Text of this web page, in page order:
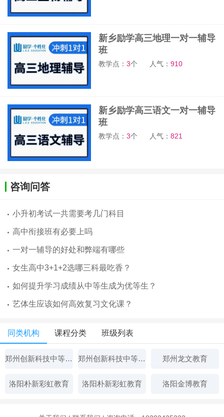
新乡励学高三地理一对一辅导
班
教学点：3个 人气：910
新乡励学高三语文一对一辅导
班
教学点：3个 人气：821
咨询问答
小升初考试一共需要考几门科目
高中衔接班有必要上吗
一对一辅导的好处和弊端有哪些
女生高中3+1+2选哪三科最吃香？
如何提升学习成绩从中等生成为优等生？
艺体生应该如何高效复习文化课？
同类机构 课程分类 班级列表
郑州创新科技中等专业学校 郑州创新科技中等专业学校 郑州龙文教育
洛阳朴新彩虹教育 洛阳朴新彩虹教育 洛阳金博教育